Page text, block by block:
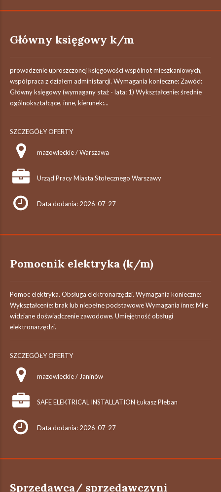
Główny księgowy k/m
prowadzenie uproszczonej księgowości wspólnot mieszkaniowych,
współpraca z działem administarcji. Wymagania konieczne: Zawód:
Główny księgowy (wymagany staż - lata: 1) Wykształcenie: średnie
ogólnokształcące, inne, kierunek:...
SZCZEGÓŁY OFERTY
mazowieckie / Warszawa
Urząd Pracy Miasta Stołecznego Warszawy
Data dodania: 2026-07-27
Pomocnik elektryka (k/m)
Pomoc elektryka. Obsługa elektronarzędzi. Wymagania konieczne:
Wykształcenie: brak lub niepełne podstawowe Wymagania inne: Mile
widziane doświadczenie zawodowe. Umiejętność obsługi
elektronarzędzi.
SZCZEGÓŁY OFERTY
mazowieckie / Janinów
SAFE ELEKTRICAL INSTALLATION Łukasz Pleban
Data dodania: 2026-07-27
Sprzedawca/ sprzedawczyni